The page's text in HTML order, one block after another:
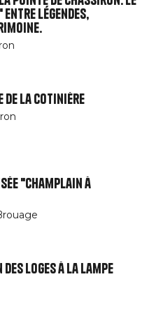
entre légendes,
de la Cotinière
"Champlain à
Loges à la Lampe